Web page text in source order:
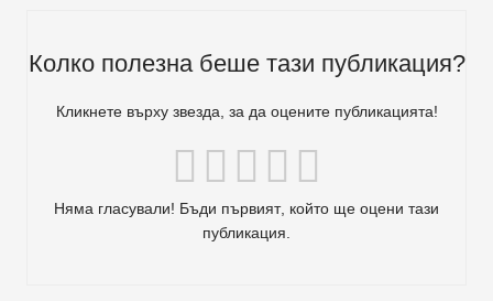
Колко полезна беше тази публикация?
Кликнете върху звезда, за да оцените публикацията!
Няма гласували! Бъди първият, който ще оцени тази
публикация.